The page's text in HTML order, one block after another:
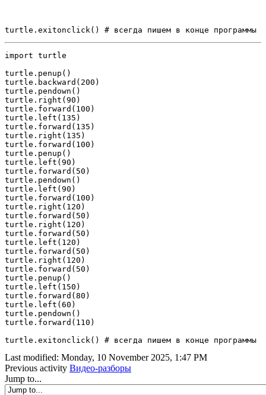
turtle.exitonclick() # всегда пишем в конце программы
import turtle
turtle.penup()
turtle.backward(200)
turtle.pendown()
turtle.right(90)
turtle.forward(100)
turtle.left(135)
turtle.forward(135)
turtle.right(135)
turtle.forward(100)
turtle.penup()
turtle.left(90)
turtle.forward(50)
turtle.pendown()
turtle.left(90)
turtle.forward(100)
turtle.right(120)
turtle.forward(50)
turtle.right(120)
turtle.forward(50)
turtle.left(120)
turtle.forward(50)
turtle.right(120)
turtle.forward(50)
turtle.penup()
turtle.left(150)
turtle.forward(80)
turtle.left(60)
turtle.pendown()
turtle.forward(110)
Last modified: Monday, 10 November 2025, 1:47 PM
Previous activity Видео-разборы
Jump to...